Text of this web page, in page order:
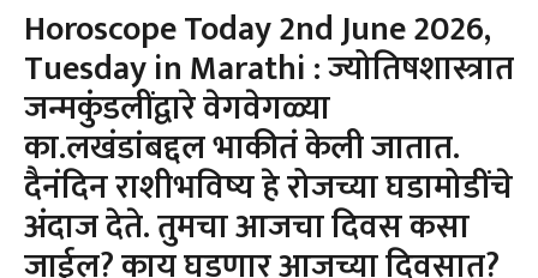
Horoscope Today 2nd June 2026,
Tuesday in Marathi : ज्योतिषशास्त्रात
जन्मकुंडलींद्वारे वेगवेगळ्या
का.लखंडांबद्दल भाकीतं केली जातात.
दैनंदिन राशीभविष्य हे रोजच्या घडामोडींचे
अंदाज देते. तुमचा आजचा दिवस कसा